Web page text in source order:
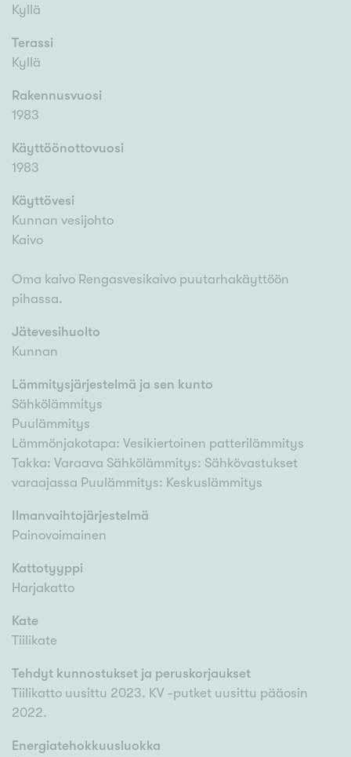
Kyllä
Terassi
Kyllä
Rakennusvuosi
1983
Käyttöönottovuosi
1983
Käyttövesi
Kunnan vesijohto
Kaivo
Oma kaivo Rengasvesikaivo puutarhakäyttöön
pihassa.
Jätevesihuolto
Kunnan
Lämmitysjärjestelmä ja sen kunto
Sähkölämmitys
Puulämmitys
Lämmönjakotapa: Vesikiertoinen patterilämmitys
Takka: Varaava Sähkölämmitys: Sähkövastukset
varaajassa Puulämmitys: Keskuslämmitys
Ilmanvaihtojärjestelmä
Painovoimainen
Kattotyyppi
Harjakatto
Kate
Tiilikate
Tehdyt kunnostukset ja peruskorjaukset
Tiilikatto uusittu 2023. KV -putket uusittu pääosin
2022.
Energiatehokkuusluokka